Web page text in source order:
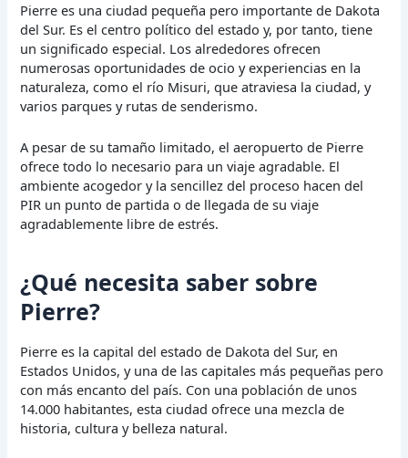
Pierre es una ciudad pequeña pero importante de Dakota
del Sur. Es el centro político del estado y, por tanto, tiene
un significado especial. Los alrededores ofrecen
numerosas oportunidades de ocio y experiencias en la
naturaleza, como el río Misuri, que atraviesa la ciudad, y
varios parques y rutas de senderismo.
A pesar de su tamaño limitado, el aeropuerto de Pierre
ofrece todo lo necesario para un viaje agradable. El
ambiente acogedor y la sencillez del proceso hacen del
PIR un punto de partida o de llegada de su viaje
agradablemente libre de estrés.
¿Qué necesita saber sobre
Pierre?
Pierre es la capital del estado de Dakota del Sur, en
Estados Unidos, y una de las capitales más pequeñas pero
con más encanto del país. Con una población de unos
14.000 habitantes, esta ciudad ofrece una mezcla de
historia, cultura y belleza natural.